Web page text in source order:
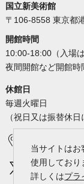
当サイトはお
使用しており
詳しくはプラ
国立新美術館
〒106-8558 東京都
開館時間
10:00-18:00（入場
夜間開館など開館時
休館日
毎週火曜日
（祝日又は振替休